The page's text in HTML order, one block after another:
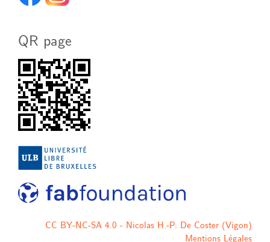
QR page
CC BY-NC-SA 4.0 - Nicolas H.-P. De Coster (Vigon)
Mentions Légales